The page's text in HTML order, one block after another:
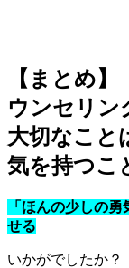
【まとめ
ウンセリン
大切なこと
気を持つこ
「ほんの少しの
せる
いかがでしたか？